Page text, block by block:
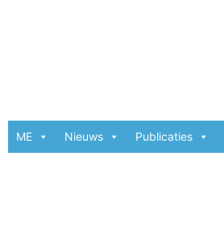
ME Nieuws Publicaties